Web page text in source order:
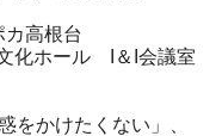
高根台
化ホール I＆I会議室
をかけたくない」、